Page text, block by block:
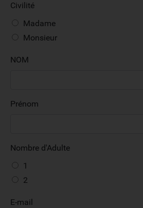
Civilité
Madame
Monsieur
NOM
Prénom
Nombre d'Adulte
1
2
E-mail